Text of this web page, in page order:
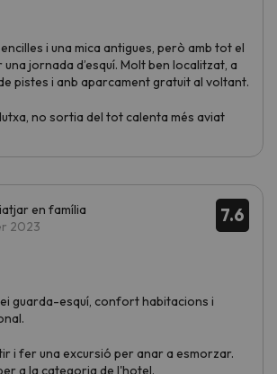
i una mica antigues, però amb tot el
jornada d’esquí. Molt ben localitzat, a
pistes i anb aparcament gratuit al voltant.
no sortia del tot calenta més aviat
7.6
en família
2023
guarda-esquí, confort habitacions i
i fer una excursió per anar a esmorzar.
a la categoria de l'hotel.